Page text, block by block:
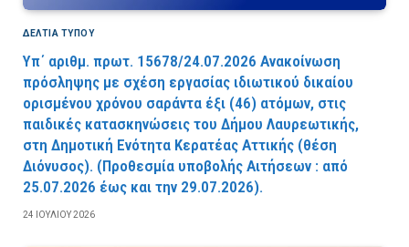
ΔΕΛΤΙΑ ΤΥΠΟΥ
Υπ΄ αριθμ. πρωτ. 15678/24.07.2026 Ανακοίνωση
πρόσληψης με σχέση εργασίας ιδιωτικού δικαίου
ορισμένου χρόνου σαράντα έξι (46) ατόμων, στις
παιδικές κατασκηνώσεις του Δήμου Λαυρεωτικής,
στη Δημοτική Ενότητα Κερατέας Αττικής (θέση
Διόνυσος). (Προθεσμία υποβολής Αιτήσεων : από
25.07.2026 έως και την 29.07.2026).
24 ΙΟΥΛΊΟΥ 2026